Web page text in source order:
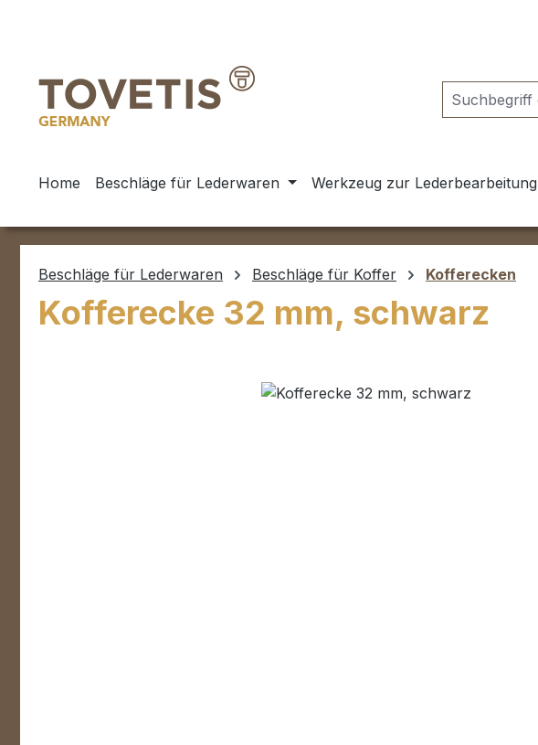
Home Beschläge für Lederwaren Werkzeug zur Lederbearbeitung
Beschläge für Lederwaren Beschläge für Koffer Kofferecken
Kofferecke 32 mm, schwarz